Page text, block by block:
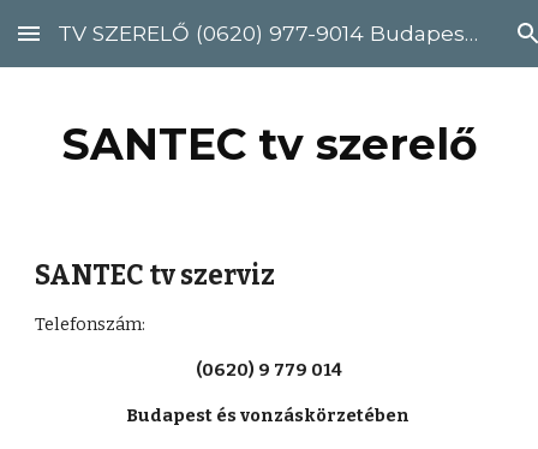
Skip to main content Skip to navigation
TV SZERELŐ (0620) 977-9014 Budapest, Pest megye
SANTEC tv szerelő
SANTEC tv szerviz
Telefonszám:
(0620) 9 779 014
Budapest és vonzáskörzetében